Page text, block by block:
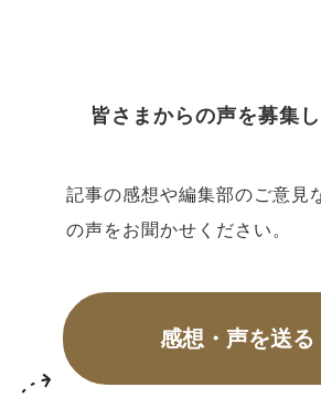
皆さまからの声を募集
記事の感想や編集部のご意見
の声をお聞かせください。
感想・声を送る